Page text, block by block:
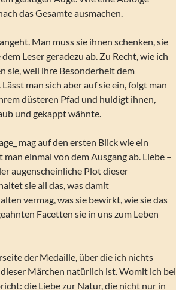
das Gesamte ausmachen.
Man muss sie ihnen schenken, sie
Leser geradezu ab. Zu Recht, wie ich
sie, weil ihre Besonderheit dem
man sich aber auf sie ein, folgt man
düsteren Pfad und huldigt ihnen,
und gekappt wähnte.
mag auf den ersten Blick wie ein
einmal von dem Ausgang ab. Liebe –
augenscheinliche Plot dieser
sie all das, was damit
vermag, was sie bewirkt, wie sie das
Facetten sie in uns zum Leben
der Medaille, über die ich nichts
Märchen natürlich ist. Womit ich bei
die Liebe zur Natur, die nicht nur in